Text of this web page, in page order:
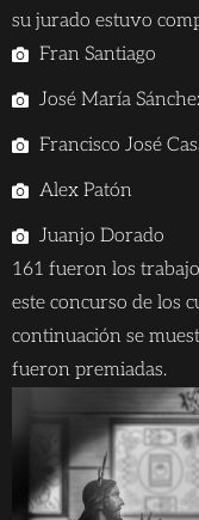
su jurado estuvo
Fran Santiago
José María
Francisco José
Alex Patón
Juanjo Dorado
161 fueron los
este concurso de los
continuación se
fueron premiadas.